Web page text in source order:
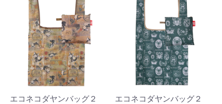
エコネコダヤンバッグ２
エコネコダヤンバッグ２